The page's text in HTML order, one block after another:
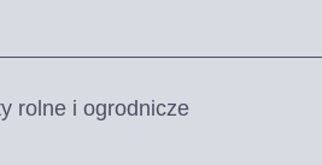
rolne i ogrodnicze